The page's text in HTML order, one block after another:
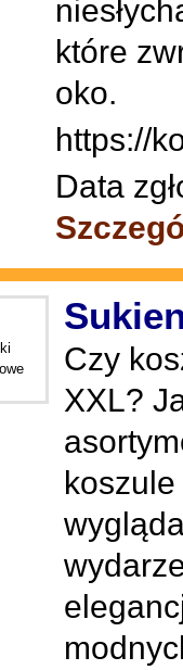
które
oko.
https://
Data
Czy
XXL?